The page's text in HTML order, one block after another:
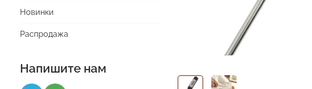
Новинки
Распродажа
Напишите нам